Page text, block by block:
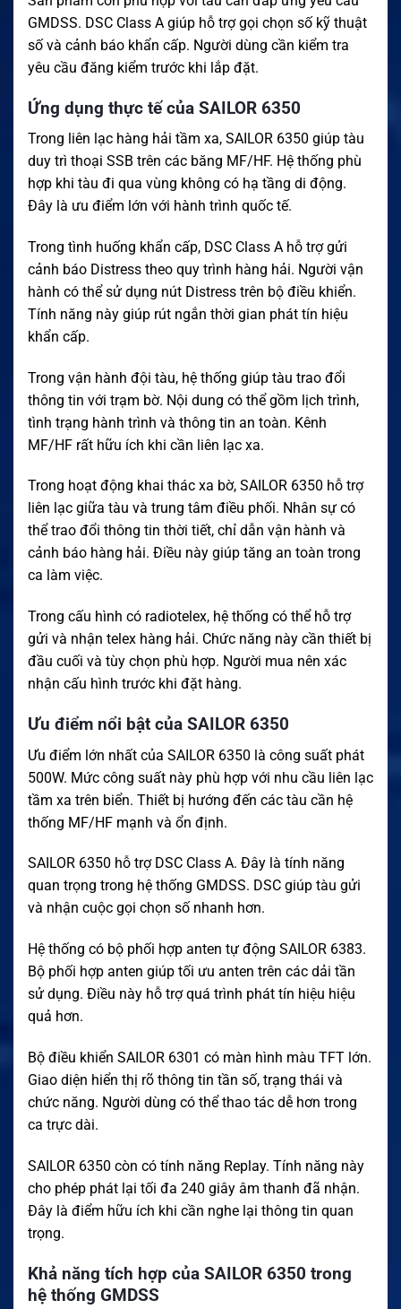
GMDSS. DSC Class A giúp hỗ trợ gọi chọn số kỹ thuật
số và cảnh báo khẩn cấp. Người dùng cần kiểm tra
yêu cầu đăng kiểm trước khi lắp đặt.
Ứng dụng thực tế của SAILOR 6350
Trong liên lạc hàng hải tầm xa, SAILOR 6350 giúp tàu
duy trì thoại SSB trên các băng MF/HF. Hệ thống phù
hợp khi tàu đi qua vùng không có hạ tầng di động.
Đây là ưu điểm lớn với hành trình quốc tế.
Trong tình huống khẩn cấp, DSC Class A hỗ trợ gửi
cảnh báo Distress theo quy trình hàng hải. Người vận
hành có thể sử dụng nút Distress trên bộ điều khiển.
Tính năng này giúp rút ngắn thời gian phát tín hiệu
khẩn cấp.
Trong vận hành đội tàu, hệ thống giúp tàu trao đổi
thông tin với trạm bờ. Nội dung có thể gồm lịch trình,
tình trạng hành trình và thông tin an toàn. Kênh
MF/HF rất hữu ích khi cần liên lạc xa.
Trong hoạt động khai thác xa bờ, SAILOR 6350 hỗ trợ
liên lạc giữa tàu và trung tâm điều phối. Nhân sự có
thể trao đổi thông tin thời tiết, chỉ dẫn vận hành và
cảnh báo hàng hải. Điều này giúp tăng an toàn trong
ca làm việc.
Trong cấu hình có radiotelex, hệ thống có thể hỗ trợ
gửi và nhận telex hàng hải. Chức năng này cần thiết bị
đầu cuối và tùy chọn phù hợp. Người mua nên xác
nhận cấu hình trước khi đặt hàng.
Ưu điểm nổi bật của SAILOR 6350
Ưu điểm lớn nhất của SAILOR 6350 là công suất phát
500W. Mức công suất này phù hợp với nhu cầu liên lạc
tầm xa trên biển. Thiết bị hướng đến các tàu cần hệ
thống MF/HF mạnh và ổn định.
SAILOR 6350 hỗ trợ DSC Class A. Đây là tính năng
quan trọng trong hệ thống GMDSS. DSC giúp tàu gửi
và nhận cuộc gọi chọn số nhanh hơn.
Hệ thống có bộ phối hợp anten tự động SAILOR 6383.
Bộ phối hợp anten giúp tối ưu anten trên các dải tần
sử dụng. Điều này hỗ trợ quá trình phát tín hiệu hiệu
quả hơn.
Bộ điều khiển SAILOR 6301 có màn hình màu TFT lớn.
Giao diện hiển thị rõ thông tin tần số, trạng thái và
chức năng. Người dùng có thể thao tác dễ hơn trong
ca trực dài.
SAILOR 6350 còn có tính năng Replay. Tính năng này
cho phép phát lại tối đa 240 giây âm thanh đã nhận.
Đây là điểm hữu ích khi cần nghe lại thông tin quan
trọng.
Khả năng tích hợp của SAILOR 6350 trong
hệ thống GMDSS